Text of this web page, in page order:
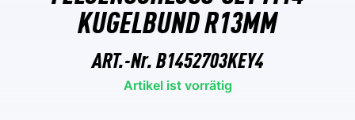
KUGELBUND R13MM
ART.-Nr.B1452703KEY4
Artikel ist vorrätig